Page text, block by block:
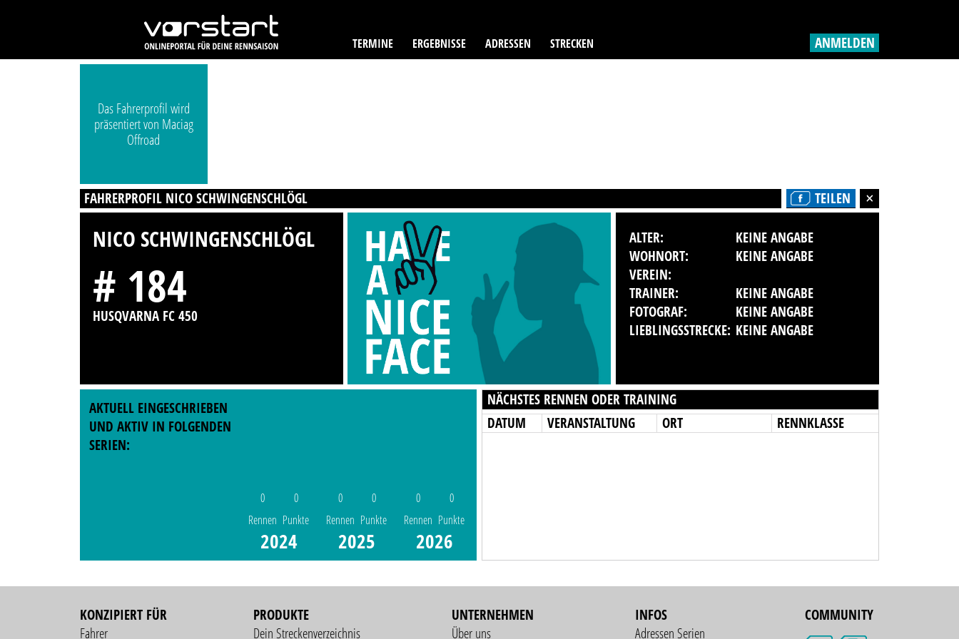
TERMINE ERGEBNISSE ADRESSEN STRECKEN ANMELDEN
Das Fahrerprofil wird
präsentiert von Maciag
Offroad
FAHRERPROFIL NICO SCHWINGENSCHLÖGL TEILEN
NICO SCHWINGENSCHLÖGL
# 184
HUSQVARNA FC 450
ALTER:
KEINE ANGABE
WOHNORT:
KEINE ANGABE
VEREIN:
TRAINER:
KEINE ANGABE
FOTOGRAF:
KEINE ANGABE
LIEBLINGSSTRECKE: KEINE ANGABE
AKTUELL EINGESCHRIEBEN
UND AKTIV IN FOLGENDEN
SERIEN:
0
Rennen
0
Punkte
2024
0
Rennen
0
Punkte
2025
0
Rennen
0
Punkte
2026
NÄCHSTES RENNEN ODER TRAINING
DATUM
VERANSTALTUNG ORT RENNKLASSE
KONZIPIERT FÜR
Fahrer
PRODUKTE
Dein Streckenverzeichnis
UNTERNEHMEN
Über uns
INFOS
Adressen Serien
COMMUNITY